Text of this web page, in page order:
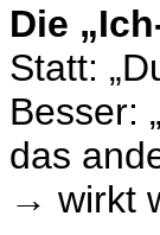
Die
Statt:
Besser:
das
→ wirkt